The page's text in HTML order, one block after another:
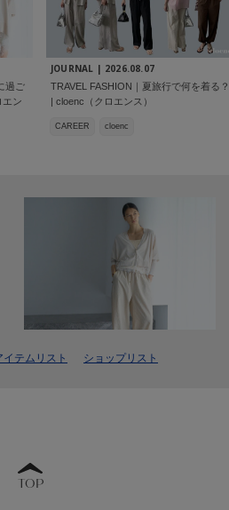
過ご
エン
JOURNAL | 2026.08.07
TRAVEL FASHION｜夏旅行で何を着る？
| cloenc（クロエンス）
CAREER cloenc
イテムリスト ショップリスト
TOP